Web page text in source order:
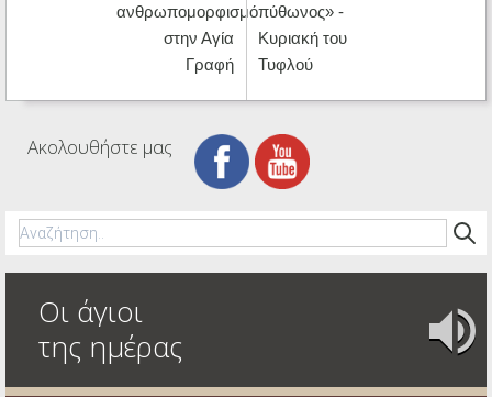
ανθρωπομορφισμό
στην Αγία
Γραφή
πύθωνος» -
Kυριακή του
Τυφλού
Ακολουθήστε μας
Οι άγιοι
της ημέρας